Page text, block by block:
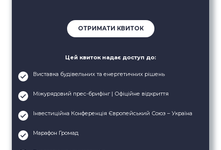
ОТРИМАТИ КВИТОК
Цей квиток надає доступ до:
Виставка будівельних та енергетичних рішень
Міжурядовий прес-брифінг | Офіційне відкриття
Інвестиційна Конференція Європейський Союз – Україна
Марафон Громад